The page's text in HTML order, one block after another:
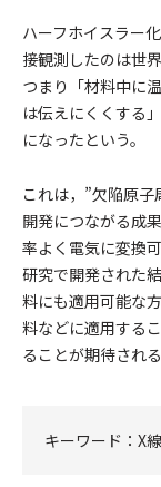
ハーフホイスラー
接観測したのは世
つまり「材料中に
は伝えにくくする
になったという。
これは，”欠陥原
開発につながる成
率よく電気に変換
研究で開発された
料にも適用可能な
料などに適用する
ることが期待され
キーワード： X線